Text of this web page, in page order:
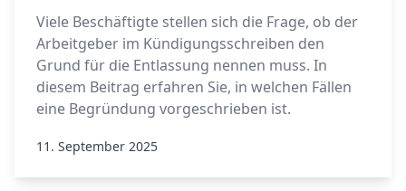
Viele Beschäftigte stellen sich die Frage, ob der
Arbeitgeber im Kündigungsschreiben den
Grund für die Entlassung nennen muss. In
diesem Beitrag erfahren Sie, in welchen Fällen
eine Begründung vorgeschrieben ist.
11. September 2025